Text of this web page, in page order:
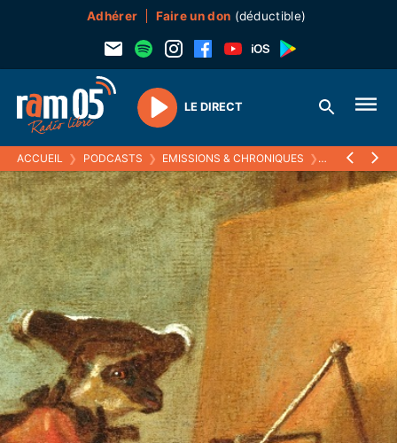
Adhérer Faire un don (déductible)
Play
LE DIRECT
ACCUEIL ❯ PODCASTS ❯ EMISSIONS & CHRONIQUES ❯ ECOUTEZ